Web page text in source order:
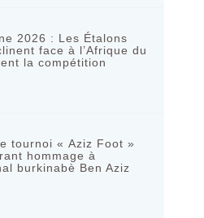
2026 : Les Étalons
face à l’Afrique du
la compétition
tournoi « Aziz Foot »
hommage à
burkinabè Ben Aziz